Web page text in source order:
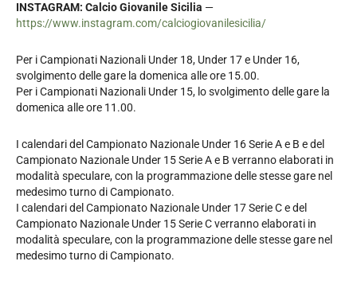
INSTAGRAM: Calcio Giovanile Sicilia —
https://www.instagram.com/calciogiovanilesicilia/
Per i Campionati Nazionali Under 18, Under 17 e Under 16,
svolgimento delle gare la domenica alle ore 15.00.
Per i Campionati Nazionali Under 15, lo svolgimento delle gare la
domenica alle ore 11.00.
I calendari del Campionato Nazionale Under 16 Serie A e B e del
Campionato Nazionale Under 15 Serie A e B verranno elaborati in
modalità speculare, con la programmazione delle stesse gare nel
medesimo turno di Campionato.
I calendari del Campionato Nazionale Under 17 Serie C e del
Campionato Nazionale Under 15 Serie C verranno elaborati in
modalità speculare, con la programmazione delle stesse gare nel
medesimo turno di Campionato.